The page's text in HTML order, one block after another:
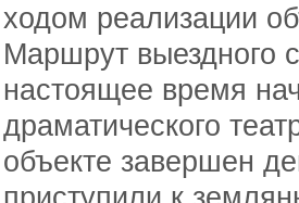
ходом реализации
Маршрут выездного
настоящее время
драматического
объекте завершен